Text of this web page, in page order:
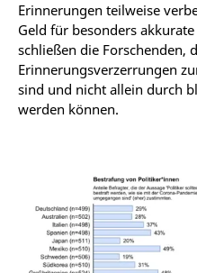
Erinnerungen teilweise
Geld für besonders
schließen die Forschenden,
Erinnerungsverzerrungen
sind und nicht allein durch
werden können.